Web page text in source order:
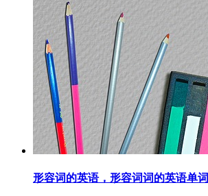
形容词的英语，形容词词的英语单词